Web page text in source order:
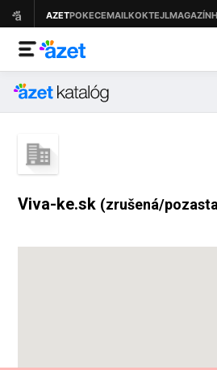
Viva-ke.sk (zrušená/